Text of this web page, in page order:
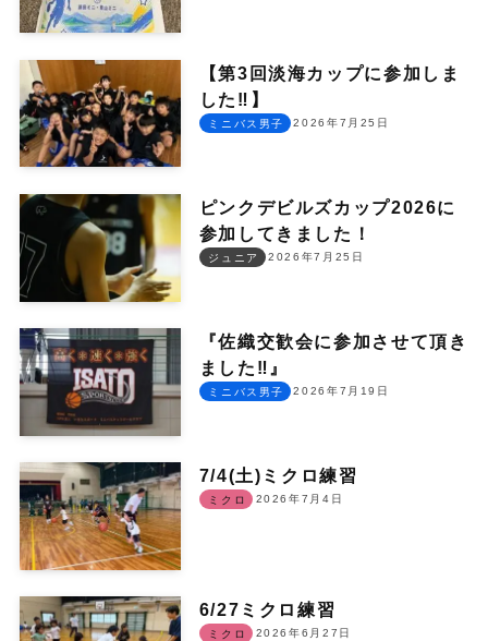
【第3回淡海カップに参加しま
した‼︎】
2026年7月25日
ミニバス男子
ピンクデビルズカップ2026に
参加してきました！
2026年7月25日
ジュニア
『佐織交歓会に参加させて頂き
ました‼︎』
2026年7月19日
ミニバス男子
7/4(土)ミクロ練習
2026年7月4日
ミクロ
6/27ミクロ練習
2026年6月27日
ミクロ